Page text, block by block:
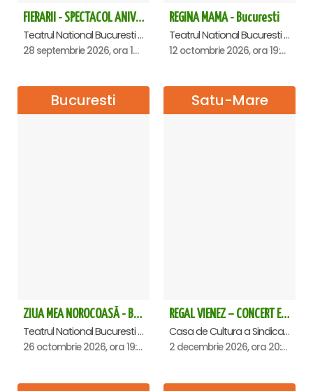
FIERARII - SPECTACOL ANIVERSAR GEORGE MIHĂIȚĂ
Teatrul National Bucuresti - Sala Ion Caramitru, Bucuresti
28 septembrie 2026, ora 19:00
REGINA MAMA - Bucuresti
Teatrul National Bucuresti - Sala Ion Caramitru, Bucuresti
12 octombrie 2026, ora 19:00
Bucuresti
ZIUA MEA NOROCOASĂ - Bucuresti
Teatrul National Bucuresti - Sala Ion Caramitru, Bucuresti
26 octombrie 2026, ora 19:00
Satu-Mare
REGAL VIENEZ – CONCERT EXTRAORDINAR DE CRACIUN - Satu Mare
Casa de Cultura a Sindicatelor , Satu-Mare
2 decembrie 2026, ora 20:00